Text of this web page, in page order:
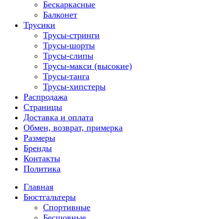
Бескаркасные
Балконет
Трусики
Трусы-стринги
Трусы-шорты
Трусы-слипы
Трусы-макси (высокие)
Трусы-танга
Трусы-хипстеры
Распродажа
Страницы
Доставка и оплата
Обмен, возврат, примерка
Размеры
Бренды
Контакты
Политика
Главная
Бюстгальтеры
Спортивные